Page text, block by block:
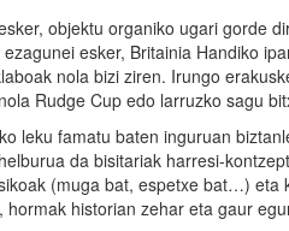
objektu organiko ugari gorde
esker, Britainia Handiko
nola bizi ziren. Irungo
Rudge Cup edo larruzko sagu
leku famatu baten inguruan
da bisitariak harresi-
(muga bat, espetxe bat…)
hormak historian zehar eta gaur